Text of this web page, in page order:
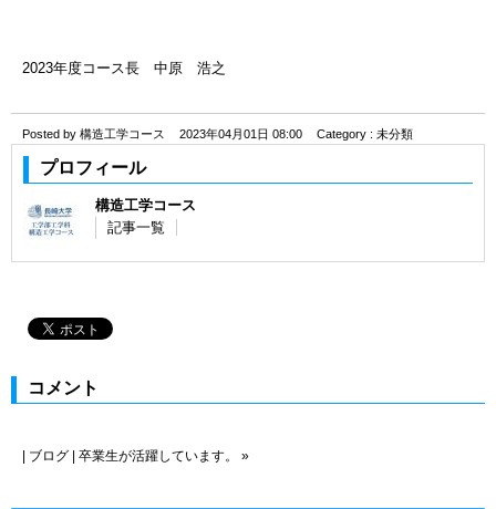
2023年度コース長 中原 浩之
Posted by 構造工学コース 2023年04月01日 08:00 Category : 未分類
プロフィール
構造工学コース
記事一覧
コメント
ブログ 卒業生が活躍しています。 »